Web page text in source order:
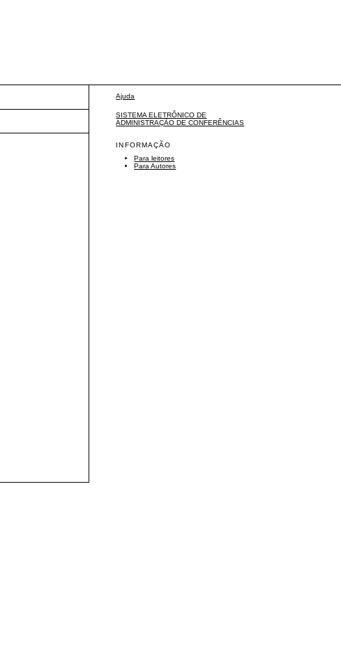
Ajuda
SISTEMA ELETRÔNICO DE
ADMINISTRAÇÃO DE CONFERÊNCIAS
INFORMAÇÃO
Para leitores
Para Autores